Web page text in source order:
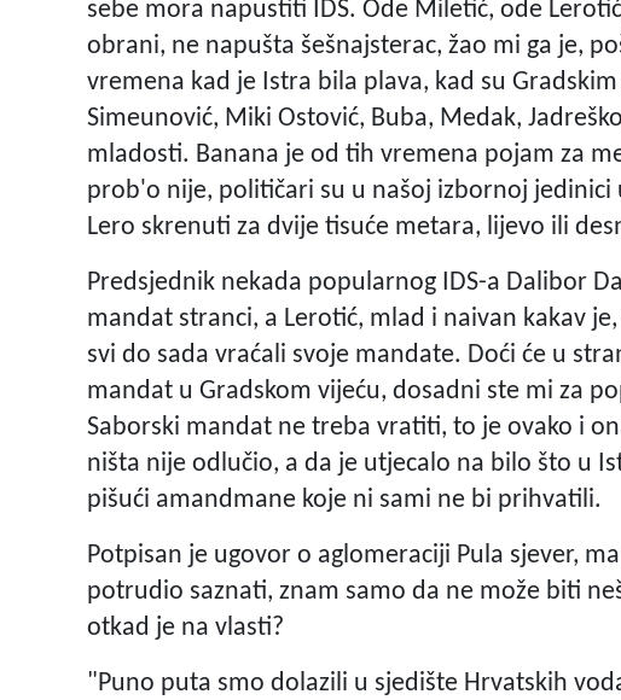
sebe mora napustiti IDS. Ode Miletić, ode
obrani, ne napušta šešnajsterac, žao mi ga je,
vremena kad je Istra bila plava, kad su
Simeunović, Miki Ostović, Buba, Medak,
mladosti. Banana je od tih vremena pojam za
prob'o nije, političari su u našoj izbornoj jedinici
Lero skrenuti za dvije tisuće metara, lijevo ili
Predsjednik nekada popularnog IDS-a Dalibor
mandat stranci, a Lerotić, mlad i naivan kakav
svi do sada vraćali svoje mandate. Doći će u
mandat u Gradskom vijeću, dosadni ste mi za
Saborski mandat ne treba vratiti, to je ovako i
ništa nije odlučio, a da je utjecalo na bilo što u
pišući amandmane koje ni sami ne bi prihvatili.
Potpisan je ugovor o aglomeraciji Pula sjever,
potrudio saznati, znam samo da ne može biti
otkad je na vlasti?
"Puno puta smo dolazili u sjedište Hrvatskih